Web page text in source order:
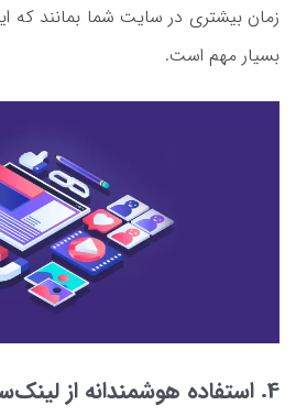
زمان بیشتری در سایت شما بمانند که
بسیار مهم است.
4. استفاده هوشمندانه از